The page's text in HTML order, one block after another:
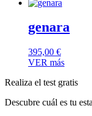
genara
395,00 €
VER más
Realiza el test gratis
Descubre cuál es tu